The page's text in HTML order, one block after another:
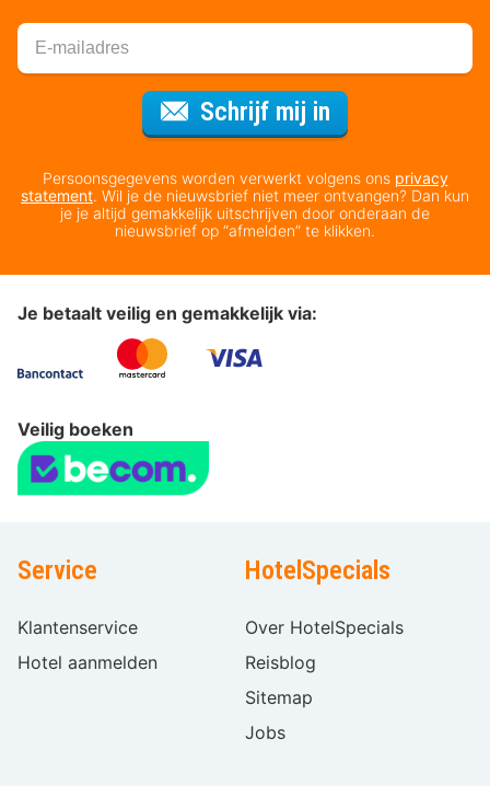
Schrijf mij in
Persoonsgegevens worden verwerkt volgens ons privacy
statement. Wil je de nieuwsbrief niet meer ontvangen? Dan kun
je je altijd gemakkelijk uitschrijven door onderaan de
nieuwsbrief op “afmelden” te klikken.
Je betaalt veilig en gemakkelijk via:
Veilig boeken
Service
Klantenservice
Hotel aanmelden
HotelSpecials
Over HotelSpecials
Reisblog
Sitemap
Jobs